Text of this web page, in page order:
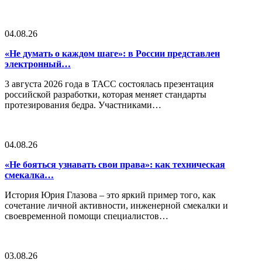
04.08.26
«Не думать о каждом шаге»: в России представлен
электронный…
3 августа 2026 года в ТАСС состоялась презентация
российской разработки, которая меняет стандарты
протезирования бедра. Участниками…
04.08.26
«Не бояться узнавать свои права»: как техническая
смекалка…
История Юрия Глазова – это яркий пример того, как
сочетание личной активности, инженерной смекалки и
своевременной помощи специалистов…
03.08.26